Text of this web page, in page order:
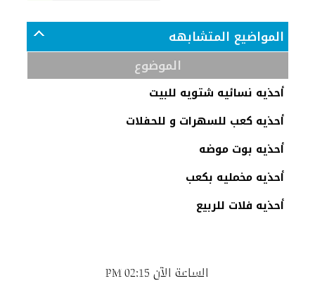
المواضيع المتشابهه
الموضوع
أحذيه نسائيه شتويه للبيت
أحذيه كعب للسهرات و للحفلات
أحذيه بوت موضه
أحذيه مخمليه بكعب
أحذيه فلات للربيع
الساعة الآن 02:15 PM